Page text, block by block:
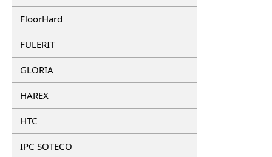
FloorHard
FULERIT
GLORIA
HAREX
HTC
IPC SOTECO